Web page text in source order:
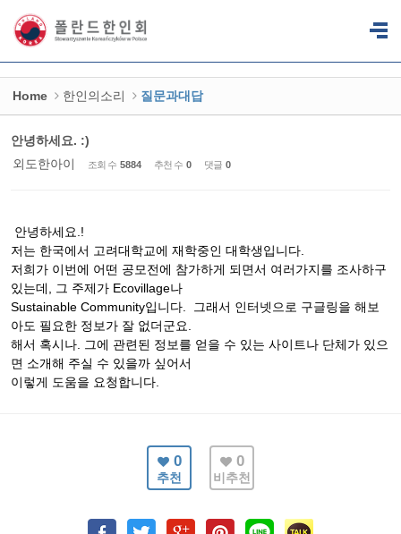
Home 한인의소리 질문과대답
안녕하세요. :)
외도한아이
조회 수 5884 추천 수 0 댓글 0
안녕하세요.!
저는 한국에서 고려대학교에 재학중인 대학생입니다.
저희가 이번에 어떤 공모전에 참가하게 되면서 여러가지를 조사하구
있는데, 그 주제가 Ecovillage나
Sustainable Community입니다. 그래서 인터넷으로 구글링을 해보
아도 필요한 정보가 잘 없더군요.
해서 혹시나. 그에 관련된 정보를 얻을 수 있는 사이트나 단체가 있으
면 소개해 주실 수 있을까 싶어서
이렇게 도움을 요청합니다.
0
추천
0
비추천